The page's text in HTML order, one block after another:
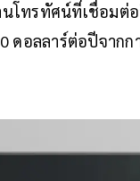
ทรทัศน์ที่เชื่อมต่อ
ดอลลาร์ต่อปีจาก